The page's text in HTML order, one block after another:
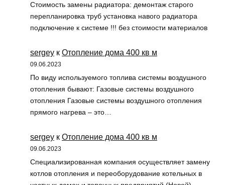
Стоимость замены радиатора: демонтаж старого
перепланировка труб установка навого радиатора
подключение к системе !!! без стоимости материалов
sergey к Отопление дома 400 кв м
09.06.2023
По виду используемого топлива системы воздушного
отопления бывают: Газовые системы воздушного
отопления Газовые системы воздушного отопления
прямого нагрева – это…
sergey к Отопление дома 400 кв м
09.06.2023
Специализированная компания осуществляет замену
котлов отопления и переоборудование котельных в